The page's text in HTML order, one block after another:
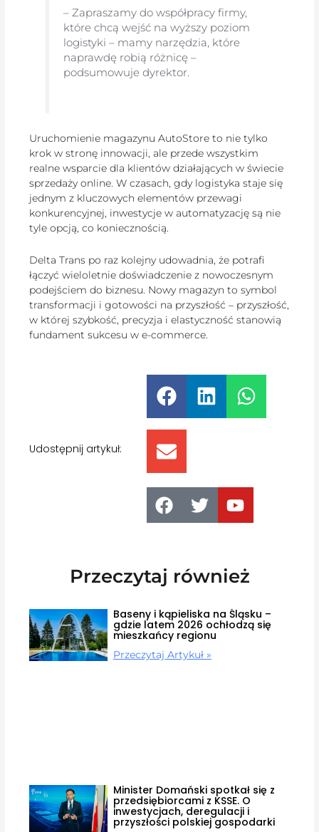
– Zapraszamy do współpracy firmy,
które chcą wejść na wyższy poziom
logistyki – mamy narzędzia, które
naprawdę robią różnicę –
podsumowuje dyrektor.
Uruchomienie magazynu AutoStore to nie tylko
krok w stronę innowacji, ale przede wszystkim
realne wsparcie dla klientów działających w świecie
sprzedaży online. W czasach, gdy logistyka staje się
jednym z kluczowych elementów przewagi
konkurencyjnej, inwestycje w automatyzację są nie
tyle opcją, co koniecznością.
Delta Trans po raz kolejny udowadnia, że potrafi
łączyć wieloletnie doświadczenie z nowoczesnym
podejściem do biznesu. Nowy magazyn to symbol
transformacji i gotowości na przyszłość – przyszłość,
w której szybkość, precyzja i elastyczność stanowią
fundament sukcesu w e-commerce.
Udostępnij artykuł:
Przeczytaj również
Baseny i kąpieliska na Śląsku –
gdzie latem 2026 ochłodzą się
mieszkańcy regionu
Przeczytaj Artykuł »
Minister Domański spotkał się z
przedsiębiorcami z KSSE. O
inwestycjach, deregulacji i
przyszłości polskiej gospodarki